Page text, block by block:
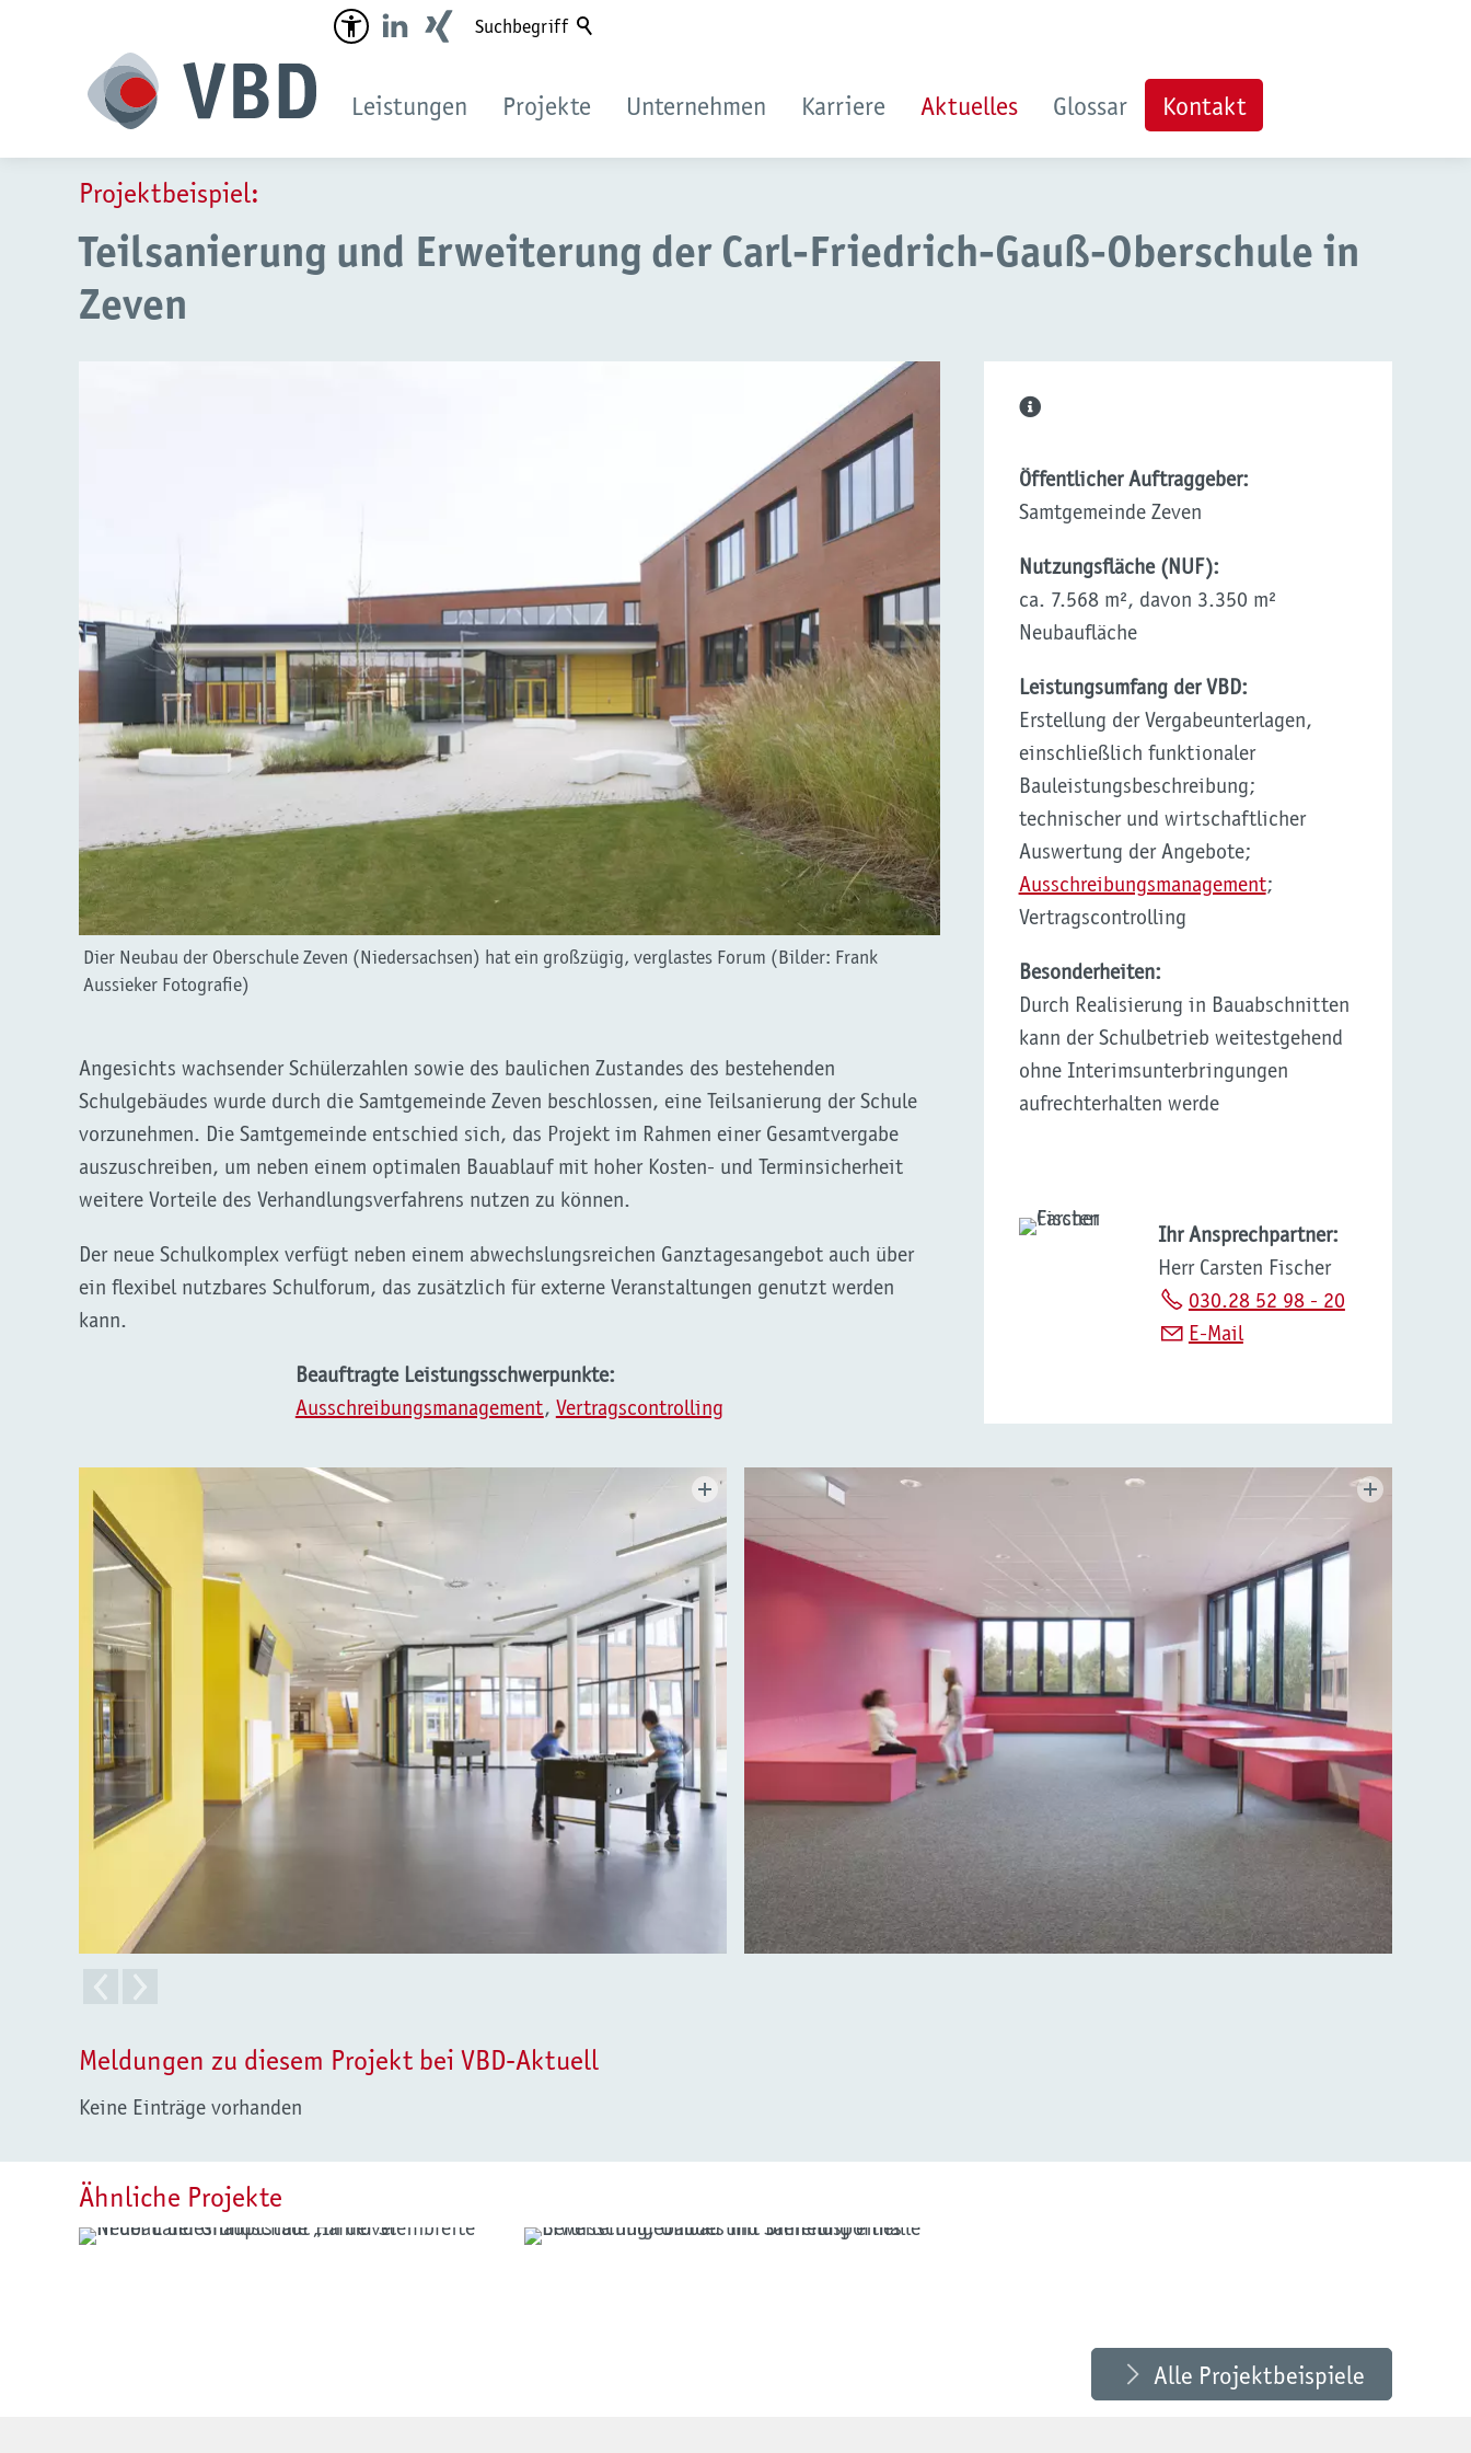
Suchbegriff
Leistungen Projekte Unternehmen Karriere Aktuelles Glossar Kontakt
Projektbeispiel:
Teilsanierung und Erweiterung der Carl-Friedrich-Gauß-Oberschule in
Zeven
Dier Neubau der Oberschule Zeven (Niedersachsen) hat ein großzügig, verglastes Forum (Bilder: Frank
Aussieker Fotografie)
Angesichts wachsender Schülerzahlen sowie des baulichen Zustandes des bestehenden
Schulgebäudes wurde durch die Samtgemeinde Zeven beschlossen, eine Teilsanierung der Schule
vorzunehmen. Die Samtgemeinde entschied sich, das Projekt im Rahmen einer Gesamtvergabe
auszuschreiben, um neben einem optimalen Bauablauf mit hoher Kosten- und Terminsicherheit
weitere Vorteile des Verhandlungsverfahrens nutzen zu können.
Der neue Schulkomplex verfügt neben einem abwechslungsreichen Ganztagesangebot auch über
ein flexibel nutzbares Schulforum, das zusätzlich für externe Veranstaltungen genutzt werden
kann.
Beauftragte Leistungsschwerpunkte:
Ausschreibungsmanagement, Vertragscontrolling
Öffentlicher Auftraggeber:
Samtgemeinde Zeven
Nutzungsfläche (NUF):
ca. 7.568 m², davon 3.350 m²
Neubaufläche
Leistungsumfang der VBD:
Erstellung der Vergabeunterlagen,
einschließlich funktionaler
Bauleistungsbeschreibung;
technischer und wirtschaftlicher
Auswertung der Angebote;
Ausschreibungsmanagement;
Vertragscontrolling
Besonderheiten:
Durch Realisierung in Bauabschnitten
kann der Schulbetrieb weitestgehend
ohne Interimsunterbringungen
aufrechterhalten werde
Ihr Ansprechpartner:
Herr Carsten Fischer
030.28 52 98 - 20
E-Mail
Farbakzente thematisch im gesamten Schulgebäude der
Oberschule Zeven unterteilt.
Meldungen zu diesem Projekt bei VBD-Aktuell
Keine Einträge vorhanden
Ähnliche Projekte
Alle Projektbeispiele